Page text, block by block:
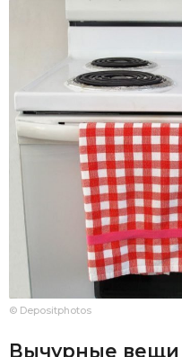
© Depositphotos
Вычурные вещи